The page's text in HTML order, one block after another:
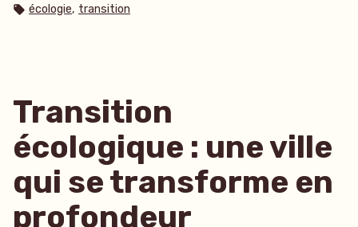
dans
Étiquettes :
écologie, transition
Transition
écologique : une ville
qui se transforme en
profondeur